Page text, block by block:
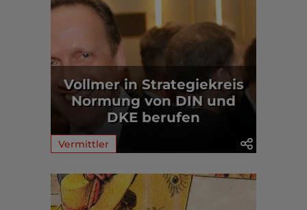
Vollmer in Strategiekreis
Normung von DIN und
DKE berufen
Vermittler